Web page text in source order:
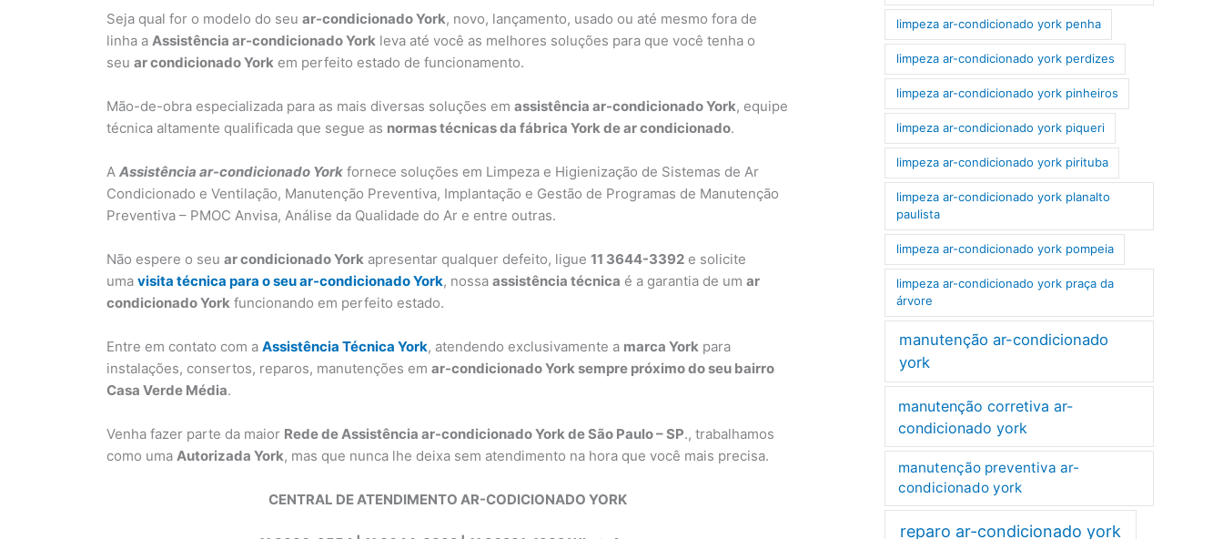
Seja qual for o modelo do seu ar-condicionado York, novo, lançamento, usado ou até mesmo fora de
linha a Assistência ar-condicionado York leva até você as melhores soluções para que você tenha o
seu ar condicionado York em perfeito estado de funcionamento.
Mão-de-obra especializada para as mais diversas soluções em assistência ar-condicionado York, equipe
técnica altamente qualificada que segue as normas técnicas da fábrica York de ar condicionado.
A Assistência ar-condicionado York fornece soluções em Limpeza e Higienização de Sistemas de Ar
Condicionado e Ventilação, Manutenção Preventiva, Implantação e Gestão de Programas de Manutenção
Preventiva – PMOC Anvisa, Análise da Qualidade do Ar e entre outras.
Não espere o seu ar condicionado York apresentar qualquer defeito, ligue 11 3644-3392 e solicite
uma visita técnica para o seu ar-condicionado York, nossa assistência técnica é a garantia de um ar
condicionado York funcionando em perfeito estado.
Entre em contato com a Assistência Técnica York, atendendo exclusivamente a marca York para
instalações, consertos, reparos, manutenções em ar-condicionado York sempre próximo do seu bairro
Casa Verde Média.
Venha fazer parte da maior Rede de Assistência ar-condicionado York de São Paulo – SP., trabalhamos
como uma Autorizada York, mas que nunca lhe deixa sem atendimento na hora que você mais precisa.
CENTRAL DE ATENDIMENTO AR-CODICIONADO YORK
limpeza ar-condicionado york penha
limpeza ar-condicionado york perdizes
limpeza ar-condicionado york pinheiros
limpeza ar-condicionado york piqueri
limpeza ar-condicionado york pirituba
limpeza ar-condicionado york planalto
paulista
limpeza ar-condicionado york pompeia
limpeza ar-condicionado york praça da
árvore
manutenção ar-condicionado
york
manutenção corretiva ar-
condicionado york
manutenção preventiva ar-
condicionado york
reparo ar-condicionado york